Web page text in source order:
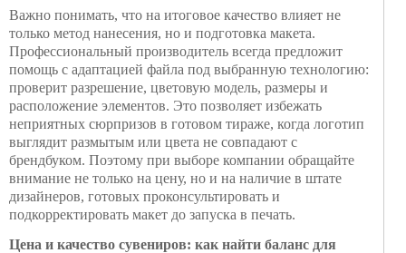
Важно понимать, что на итоговое качество влияет не
только метод нанесения, но и подготовка макета.
Профессиональный производитель всегда предложит
помощь с адаптацией файла под выбранную технологию:
проверит разрешение, цветовую модель, размеры и
расположение элементов. Это позволяет избежать
неприятных сюрпризов в готовом тираже, когда логотип
выглядит размытым или цвета не совпадают с
брендбуком. Поэтому при выборе компании обращайте
внимание не только на цену, но и на наличие в штате
дизайнеров, готовых проконсультировать и
подкорректировать макет до запуска в печать.
Цена и качество сувениров: как найти баланс для